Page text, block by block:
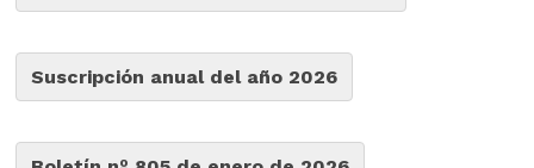
Suscripción anual del año 2026